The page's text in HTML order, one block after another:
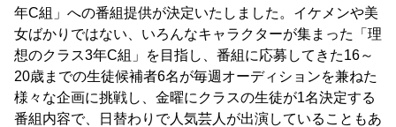
年C組」への番組提供が決定いたしました。イケメンや美
女ばかりではない、いろんなキャラクターが集まった「理
想のクラス3年C組」を目指し、番組に応募してきた16～
20歳までの生徒候補者6名が毎週オーディションを兼ねた
様々な企画に挑戦し、金曜にクラスの生徒が1名決定する
番組内容で、日替わりで人気芸人が出演していることもあ